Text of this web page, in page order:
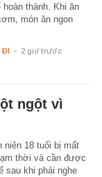
hoàn thành. Khi ăn
món ăn ngon
ĐI - 2 giờ trước
ngột vì
niên 18 tuổi bị mất
thời và cần được
sau khi phải nghe